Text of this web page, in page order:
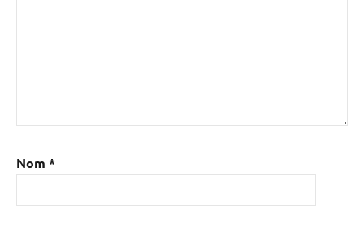
Nom *